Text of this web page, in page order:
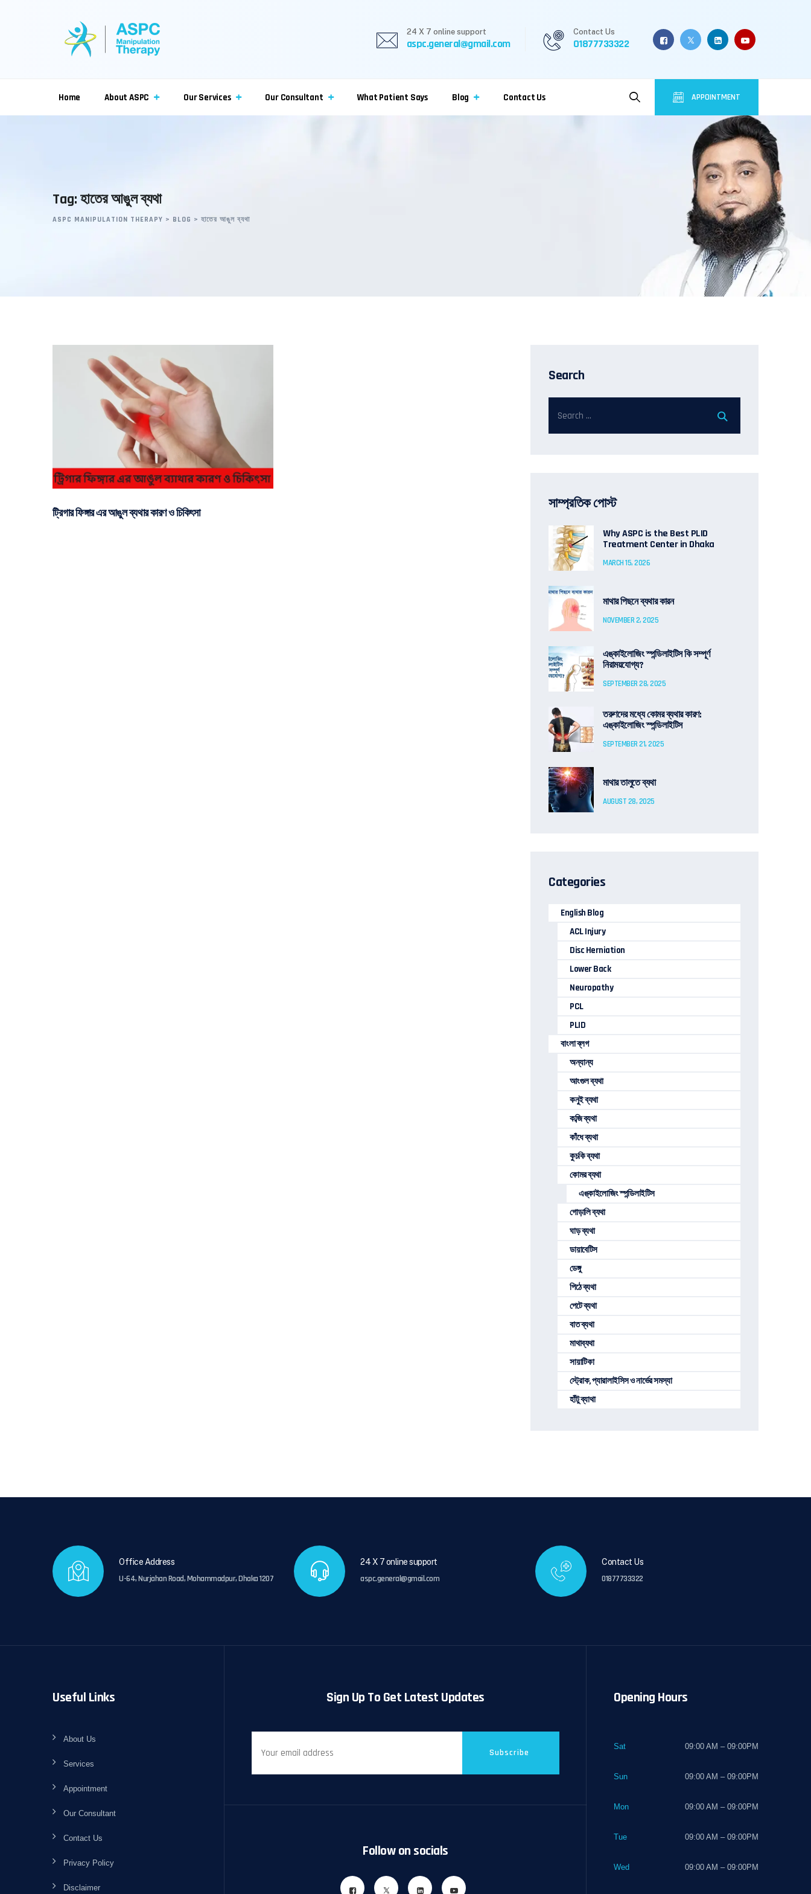
24 X 7 online support
aspc.general@gmail.com
Contact Us
01877733322
Home About ASPC Our Services Our Consultant What Patient Says Blog Contact Us APPOINTMENT
Tag: হাতের আঙুল ব্যথা
ASPC MANIPULATION THERAPY > BLOG > হাতের আঙুল ব্যথা
ট্রিগার ফিঙ্গার এর আঙুল ব্যথার কারণ ও চিকিৎসা
Search
সাম্প্রতিক পোস্ট
Why ASPC is the Best PLID
Treatment Center in Dhaka
MARCH 15, 2026
মাথার পিছনে ব্যথার কারন
NOVEMBER 2, 2025
এঙ্কাইলোজিং স্পন্ডিলাইটিস কি সম্পূর্ণ
নিরাময়যোগ্য?
SEPTEMBER 28, 2025
তরুণদের মধ্যে কোমর ব্যথার কারণ:
এঙ্কাইলোজিং স্পন্ডিলাইটিস
SEPTEMBER 21, 2025
মাথার তালুতে ব্যথা
AUGUST 28, 2025
Categories
English Blog
ACL Injury
Disc Herniation
Lower Back
Neuropathy
PCL
PLID
বাংলা ব্লগ
অন্যান্য
আংগুল ব্যথা
কনুই ব্যথা
কব্জি ব্যথা
কাঁধে ব্যথা
কুচকি ব্যথা
কোমর ব্যথা
এঙ্কাইলোজিং স্পন্ডিলাইটিস
গোড়ালি ব্যথা
ঘাড় ব্যথা
ডায়াবেটিস
ডেঙ্গু
পিঠে ব্যথা
পেটে ব্যথা
বাত ব্যথা
মাথাব্যথা
সায়াটিকা
স্ট্রোক, প্যারালাইসিস ও নার্ভের সমস্যা
হাঁটু ব্যাথা
Office Address
U-64, Nurjahan Road, Mohammadpur, Dhaka 1207
24 X 7 online support
aspc.general@gmail.com
Contact Us
01877733322
Useful Links
About Us
Services
Appointment
Our Consultant
Contact Us
Privacy Policy
Disclaimer
Sign Up To Get Latest Updates
Subscribe
Follow on socials
Opening Hours
Sat 09:00 AM – 09:00PM
Sun 09:00 AM – 09:00PM
Mon 09:00 AM – 09:00PM
Tue 09:00 AM – 09:00PM
Wed 09:00 AM – 09:00PM